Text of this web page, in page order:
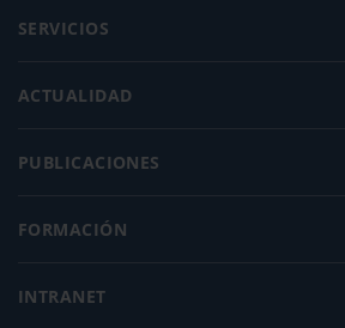
SERVICIOS
ACTUALIDAD
PUBLICACIONES
FORMACIÓN
INTRANET